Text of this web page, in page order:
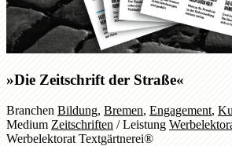
»Die Zeitschrift der Straße«
BranchenBildung,Bremen,Engagement,
MediumZeitschriften/Leistung
Werbelektorat Textgärtnerei®